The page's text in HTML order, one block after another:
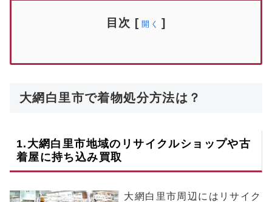
目次 [ 開く ]
大網白里市で着物処分方法は？
1. 大網白里市地域のリサイクルショップや古
着屋に持ち込み買取
大網白里市周辺にはリサイク